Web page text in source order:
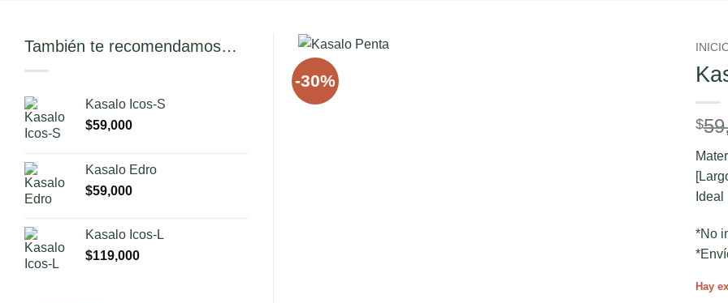
También te recomendamos…
Kasalo Icos-S
$59,000
Kasalo Edro
$59,000
Kasalo Icos-L
$119,000
-30%
$
*No
Hay